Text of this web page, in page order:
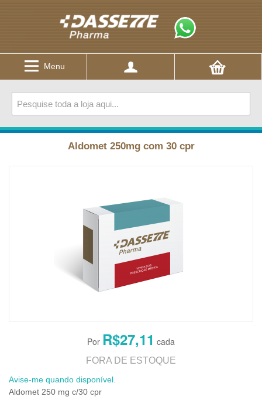
Menu
Aldomet 250mg com 30 cpr
R$27,11
FORA DE ESTOQUE
Avise-me quando disponível.
Aldomet 250 mg c/30 cpr